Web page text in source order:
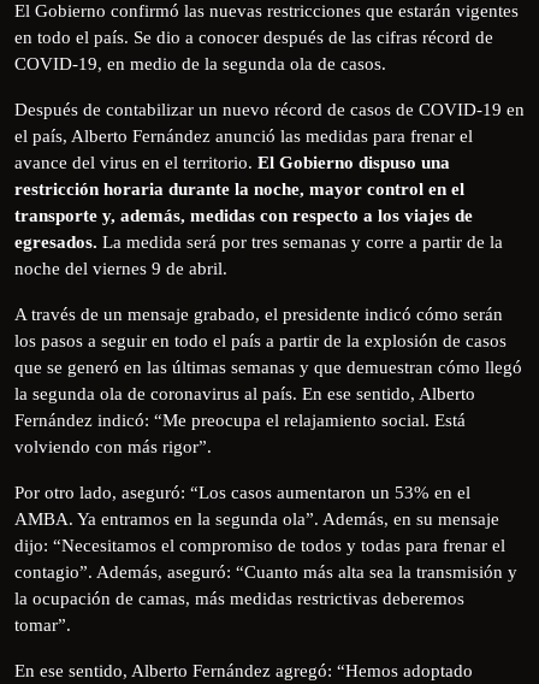
El Gobierno confirmó las nuevas restricciones que estarán vigentes
en todo el país. Se dio a conocer después de las cifras récord de
COVID-19, en medio de la segunda ola de casos.
Después de contabilizar un nuevo récord de casos de COVID-19 en
el país, Alberto Fernández anunció las medidas para frenar el
avance del virus en el territorio. El Gobierno dispuso una
restricción horaria durante la noche, mayor control en el
transporte y, además, medidas con respecto a los viajes de
egresados. La medida será por tres semanas y corre a partir de la
noche del viernes 9 de abril.
A través de un mensaje grabado, el presidente indicó cómo serán
los pasos a seguir en todo el país a partir de la explosión de casos
que se generó en las últimas semanas y que demuestran cómo llegó
la segunda ola de coronavirus al país. En ese sentido, Alberto
Fernández indicó: “Me preocupa el relajamiento social. Está
volviendo con más rigor”.
Por otro lado, aseguró: “Los casos aumentaron un 53% en el
AMBA. Ya entramos en la segunda ola”. Además, en su mensaje
dijo: “Necesitamos el compromiso de todos y todas para frenar el
contagio”. Además, aseguró: “Cuanto más alta sea la transmisión y
la ocupación de camas, más medidas restrictivas deberemos
tomar”.
En ese sentido, Alberto Fernández agregó: “Hemos adoptado